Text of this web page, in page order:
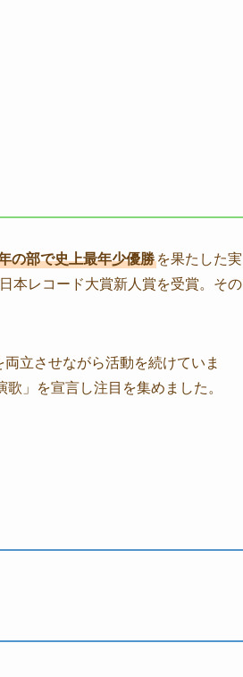
の部で史上最年少優勝 を果たした実
本レコード大賞新人賞を受賞。その
立させながら活動を続けていま
」を宣言し注目を集めました。